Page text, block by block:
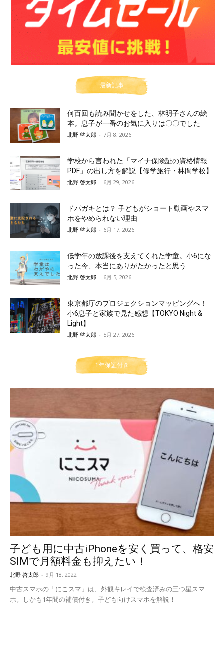
最新記事
何百回も読み聞かせをした、林明子さんの絵
本。息子が一番のお気に入りは〇〇でした
北野 啓太郎 - 7月 8, 2026
学校から言われた「マイナ保険証の資格情報
PDF」の出し方を解説【修学旅行・林間学校】
北野 啓太郎 - 6月 29, 2026
ドパガキとは？ 子どもがショート動画やスマ
ホをやめられない理由
北野 啓太郎 - 6月 17, 2026
低学年の放課後を支えてくれた学童。小6にな
った今、本当にありがたかったと思う
北野 啓太郎 - 6月 5, 2026
東京都庁のプロジェクションマッピングへ！
小6息子と家族で見た感想【TOKYO Night &
Light】
北野 啓太郎 - 5月 27, 2026
1年保証付き
子ども用に中古iPhoneを安く買って、格安
SIMで月額料金も抑えたい！
北野 啓太郎 - 9月 18, 2022
中古スマホの「にこスマ」は、外観キレイで検査済みの三つ星スマ
ホ。しかも1年間の補償付き。子ども向けスマホを解説！